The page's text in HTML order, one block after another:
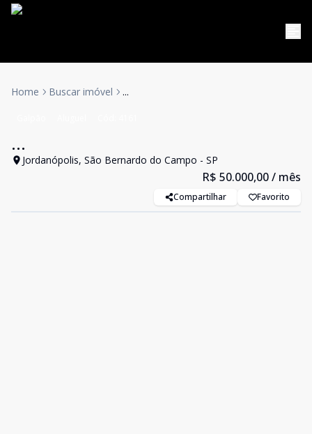
Home Buscar imóvel ...
...
Jordanópolis, São Bernardo do Campo - SP
R$ 50.000,00/ mês
Compartilhar Favorito